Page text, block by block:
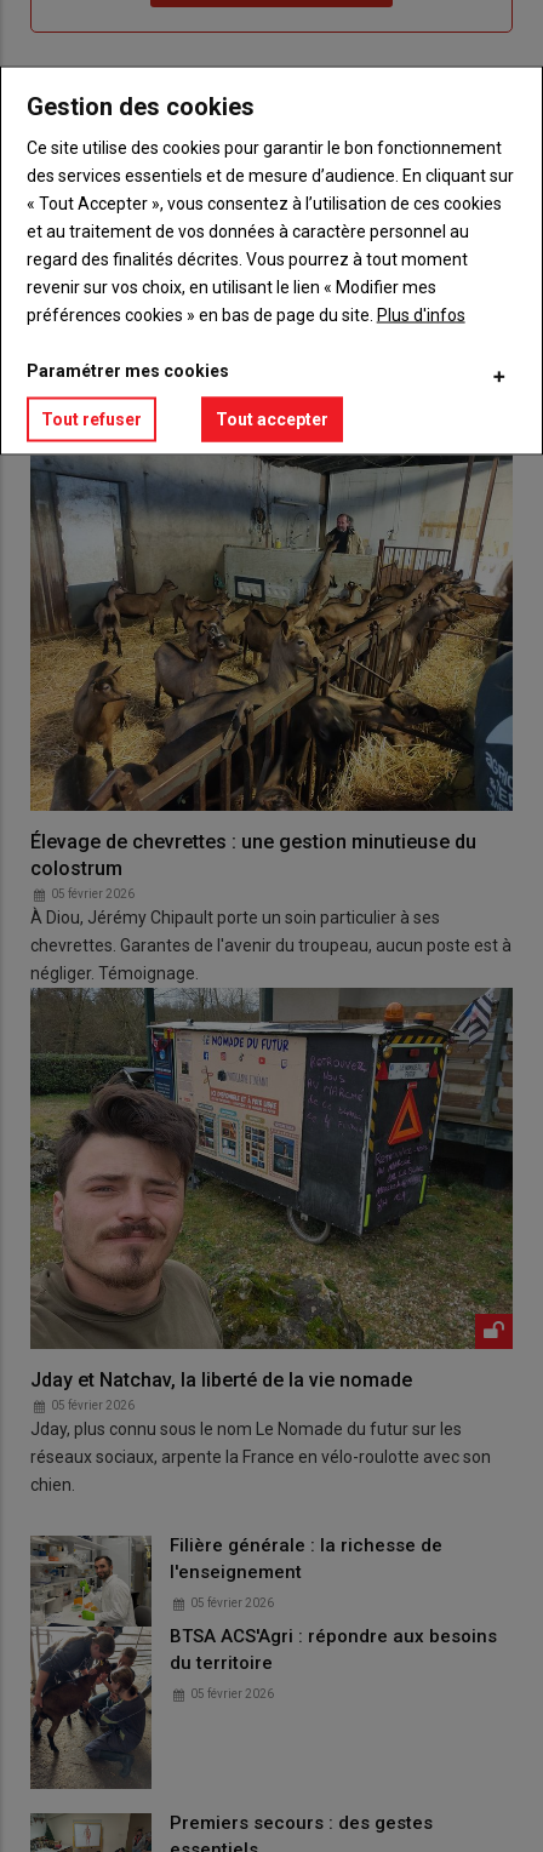
de
passe"
me
connecte"
Sous-
Vous n'êtes pas abonné(e)
TITRE CRÉEZ UN COMPTE
BodyChoisissez votre formule et créez votre
compte pour accéder à tout {nom-site}.
Lien Créez un compte
Élevage de chevrettes : une gestion minutieuse du
colostrum
05 février 2026
À Diou, Jérémy Chipault porte un soin particulier à ses
chevrettes. Garantes de l'avenir du troupeau, aucun poste est à
négliger. Témoignage.
Jday et Natchav, la liberté de la vie nomade
05 février 2026
Jday, plus connu sous le nom Le Nomade du futur sur les
réseaux sociaux, arpente la France en vélo-roulotte avec son
chien.
Filière générale : la richesse de
l'enseignement
05 février 2026
BTSA ACS'Agri : répondre aux besoins
du territoire
05 février 2026
Premiers secours : des gestes
Gestion des cookies
Ce site utilise des cookies pour garantir le bon fonctionnement
des services essentiels et de mesure d’audience. En cliquant sur
« Tout Accepter », vous consentez à l’utilisation de ces cookies
et au traitement de vos données à caractère personnel au
regard des finalités décrites. Vous pourrez à tout moment
revenir sur vos choix, en utilisant le lien « Modifier mes
préférences cookies » en bas de page du site. Plus d'infos
Paramétrer mes cookies
Tout refuser Tout accepter